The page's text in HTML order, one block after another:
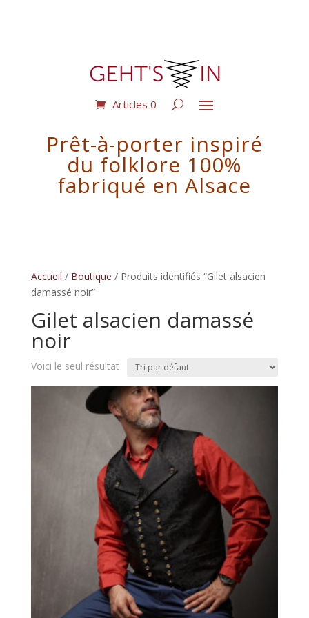
Articles 0
Prêt-à-porter inspiré
du folklore 100%
fabriqué en Alsace
Accueil / Boutique / Produits identifiés “Gilet alsacien
damassé noir”
Gilet alsacien damassé
noir
Voici le seul résultat